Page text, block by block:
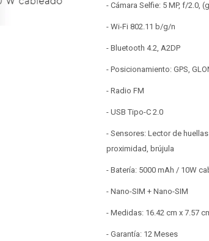
- Cámara Selfie: 5 MP, f/2.0,
- Wi-Fi 802.11 b/g/n
- Bluetooth 4.2, A2DP
- Posicionamiento: GPS,
- Radio FM
- USB Tipo-C 2.0
- Sensores: Lector de
proximidad, brújula
- Batería: 5000 mAh / 10W
- Nano-SIM + Nano-SIM
- Medidas: 16.42 cm x 7.57
- Garantía: 12 Meses